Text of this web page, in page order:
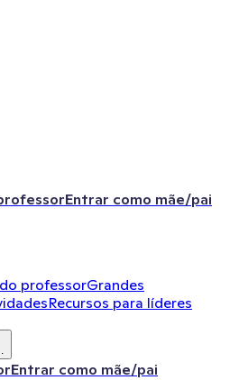
Entrar como mãe/pai
professorGrandes
Recursos para líderes
Entrar como mãe/pai